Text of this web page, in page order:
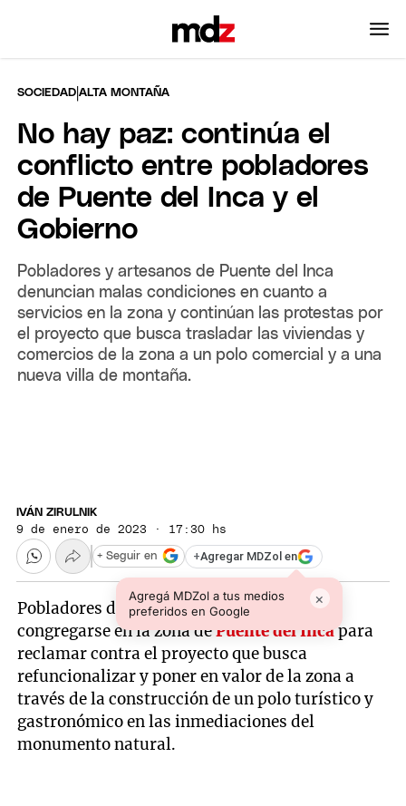
SOCIEDAD |ALTA MONTAÑA
No hay paz: continúa el
conflicto entre pobladores
de Puente del Inca y el
Gobierno
Pobladores y artesanos de Puente del Inca
denuncian malas condiciones en cuanto a
servicios en la zona y continúan las protestas por
el proyecto que busca trasladar las viviendas y
comercios de la zona a un polo comercial y a una
nueva villa de montaña.
IVÁN ZIRULNIK
9 de enero de 2023 · 17:30 hs
+Agregar MDZol en
Agregá MDZol a tus medios
preferidos en Google
×
+ Seguir en
Pobladores de Alta Montaña volvieron a
congregarse en la zona dePuente del Incapara
reclamar contra el proyecto que busca
refuncionalizar y poner en valor de la zona a
través de la construcción de un polo turístico y
gastronómico en las inmediaciones del
monumento natural.